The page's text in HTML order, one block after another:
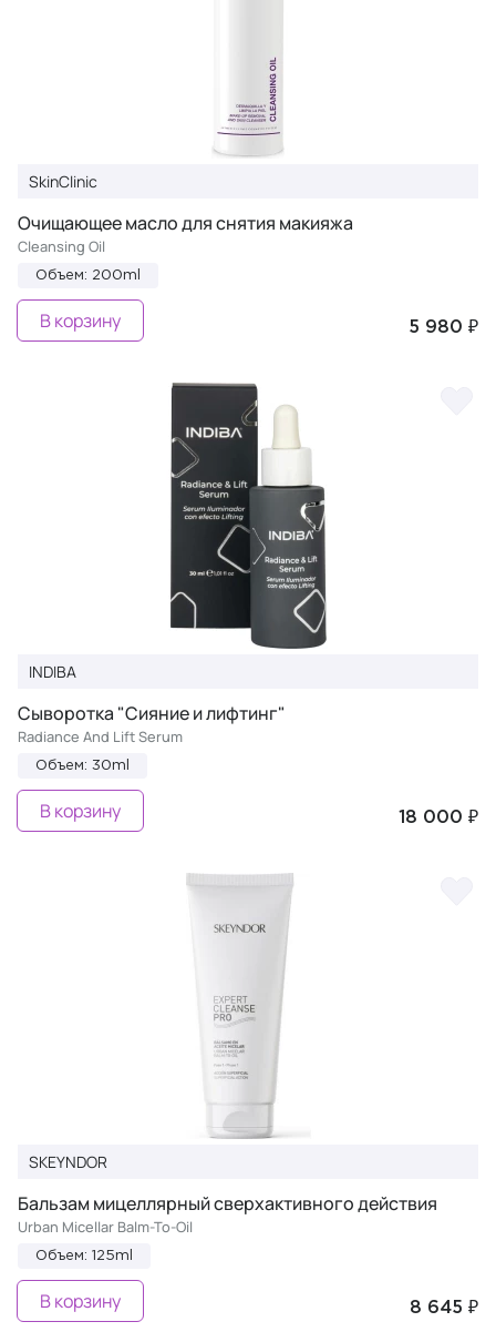
SkinClinic
Очищающее масло для снятия макияжа
Cleansing Oil
Объем: 200ml
5 980 ₽
В корзину
INDIBA
Сыворотка "Сияние и лифтинг"
Radiance And Lift Serum
Объем: 30ml
18 000 ₽
В корзину
SKEYNDOR
Бальзам мицеллярный сверхактивного действия
Urban Micellar Balm-To-Oil
Объем: 125ml
8 645 ₽
В корзину